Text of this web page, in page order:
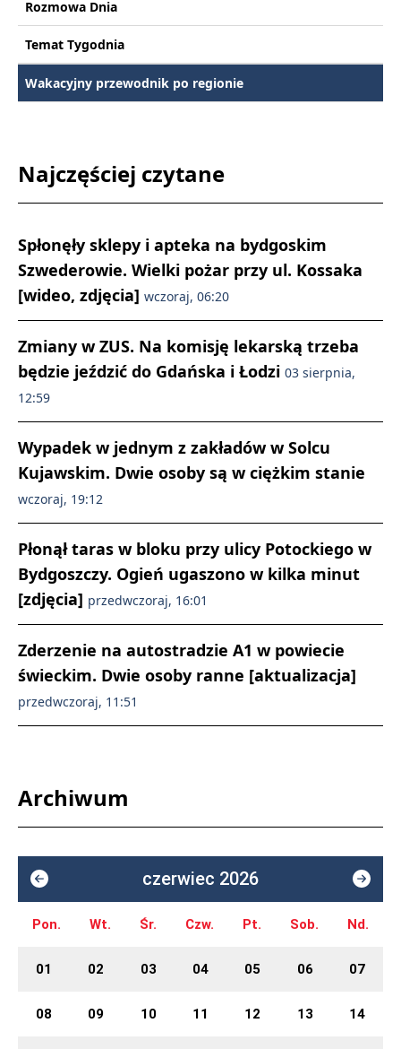
Rozmowa Dnia
Temat Tygodnia
Wakacyjny przewodnik po regionie
Najczęściej czytane
Spłonęły sklepy i apteka na bydgoskim
Szwederowie. Wielki pożar przy ul. Kossaka
[wideo, zdjęcia] wczoraj, 06:20
Zmiany w ZUS. Na komisję lekarską trzeba
będzie jeździć do Gdańska i Łodzi 03 sierpnia,
12:59
Wypadek w jednym z zakładów w Solcu
Kujawskim. Dwie osoby są w ciężkim stanie
wczoraj, 19:12
Płonął taras w bloku przy ulicy Potockiego w
Bydgoszczy. Ogień ugaszono w kilka minut
[zdjęcia] przedwczoraj, 16:01
Zderzenie na autostradzie A1 w powiecie
świeckim. Dwie osoby ranne [aktualizacja]
przedwczoraj, 11:51
Archiwum
czerwiec 2026
Pon. Wt. Śr. Czw. Pt. Sob. Nd.
01 02 03 04 05 06 07
08 09 10 11 12 13 14